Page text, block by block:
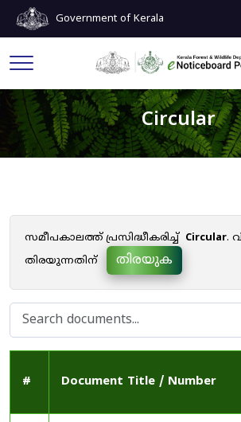
Government of Kerala
Circular
സമീപകാലത്ത് പ്രസിദ്ധീകരിച്ച് Circular.
തിരയുന്നതിന്
തിരയുക
# Document Title / Number